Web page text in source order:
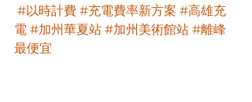
#以時計費 #充電費率新方案 #高雄充
電 #加州華夏站 #加州美術館站 #離峰
最便宜